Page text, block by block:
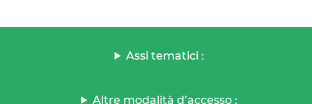
Assi tematici :
Altre modalità d’accesso :